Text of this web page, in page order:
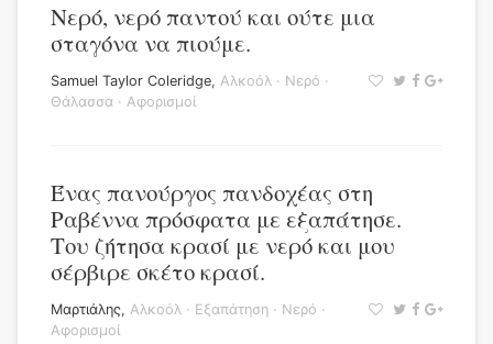
Νερό, νερό παντού και ούτε μια
σταγόνα να πιούμε.
Samuel Taylor Coleridge, Αλκοόλ · Νερό ·
Θάλασσα · Αφορισμοί
Ένας πανούργος πανδοχέας στη
Ραβέννα πρόσφατα με εξαπάτησε.
Του ζήτησα κρασί με νερό και μου
σέρβιρε σκέτο κρασί.
Μαρτιάλης, Αλκοόλ · Εξαπάτηση · Νερό ·
Αφορισμοί